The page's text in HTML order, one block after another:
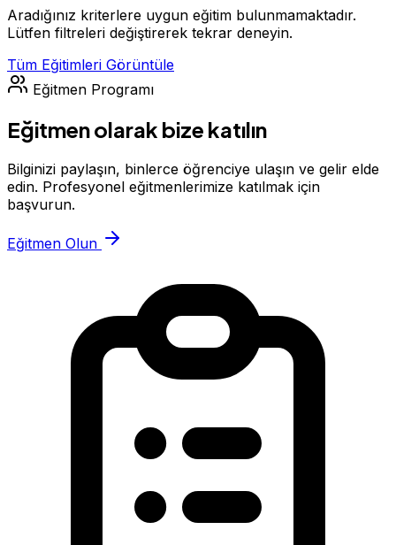
Aradığınız kriterlere uygun eğitim bulunmamaktadır.
Lütfen filtreleri değiştirerek tekrar deneyin.
Tüm Eğitimleri Görüntüle
Eğitmen Programı
Eğitmen olarak bize katılın
Bilginizi paylaşın, binlerce öğrenciye ulaşın ve gelir elde
edin. Profesyonel eğitmenlerimize katılmak için
başvurun.
Eğitmen Olun